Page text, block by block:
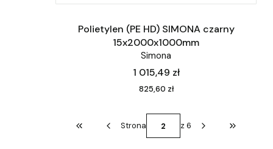
Polietylen (PE HD) SIMONA czarny
15x2000x1000mm
Simona
Cena
1 015,49 zł
Cena
825,60 zł
Wróć do pierwszej strony z produktami
Strona z 6 Przejdź